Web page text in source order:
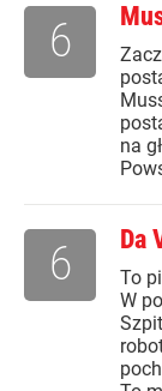
na
6
Da
To
W
6